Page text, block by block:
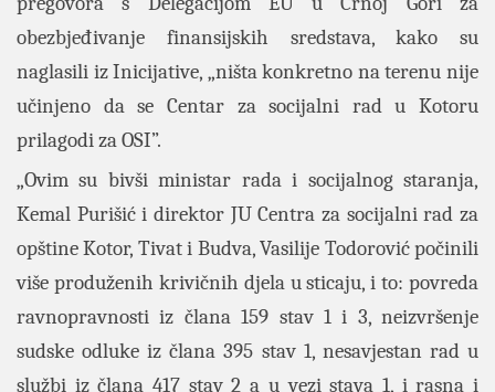
obezbjeđivanje finansijskih sredstava, kako su
naglasili iz Inicijative, „ništa konkretno na terenu nije
učinjeno da se Centar za socijalni rad u Kotoru
prilagodi za OSI”.
„Ovim su bivši ministar rada i socijalnog staranja,
Kemal Purišić i direktor JU Centra za socijalni rad za
opštine Kotor, Tivat i Budva, Vasilije Todorović počinili
više produženih krivičnih djela u sticaju, i to: povreda
ravnopravnosti iz člana 159 stav 1 i 3, neizvršenje
sudske odluke iz člana 395 stav 1, nesavjestan rad u
službi iz člana 417 stav 2 a u vezi stava 1, i rasna i